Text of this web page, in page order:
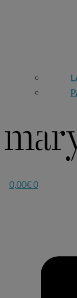
0,00€0